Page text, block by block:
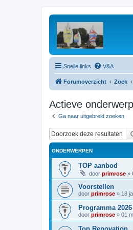
Snelle links V&A
Forumoverzicht Zoek
Actieve
Ga naar uitgebreid zoeken
ONDERWERPEN
TOP aanbod
door primrose »
Voorstellen
door primrose » 18
Programma 2026
door primrose » 01